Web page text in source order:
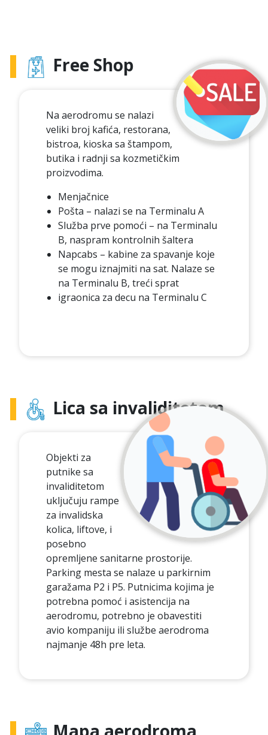
Free Shop
Na aerodromu se nalazi
veliki broj kafića, restorana,
bistroa, kioska sa štampom,
butika i radnji sa kozmetičkim
proizvodima.
Menjačnice
Pošta – nalazi se na Terminalu A
Služba prve pomoći – na Terminalu
B, naspram kontrolnih šaltera
Napcabs – kabine za spavanje koje
se mogu iznajmiti na sat. Nalaze se
na Terminalu B, treći sprat
igraonica za decu na Terminalu C
Lica sa invaliditetom
Objekti za
putnike sa
invaliditetom
uključuju rampe
za invalidska
kolica, liftove, i
posebno
opremljene sanitarne prostorije.
Parking mesta se nalaze u parkirnim
garažama P2 i P5. Putnicima kojima je
potrebna pomoć i asistencija na
aerodromu, potrebno je obavestiti
avio kompaniju ili službe aerodroma
najmanje 48h pre leta.